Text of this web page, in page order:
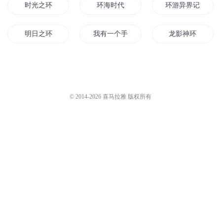
时光之环 环海时代 环游异界记
明日之环 我有一个手环 龙影神环
© 2014-2026 喜马拉雅 版权所有